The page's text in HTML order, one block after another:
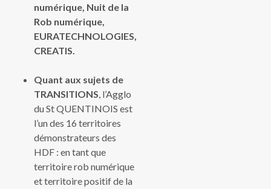
numérique, Nuit de la
Rob numérique,
EURATECHNOLOGIES,
CREATIS.
Quant aux sujets de
TRANSITIONS, l’Agglo
du St QUENTINOIS est
l’un des 16 territoires
démonstrateurs des
HDF : en tant que
territoire rob numérique
et territoire positif de la